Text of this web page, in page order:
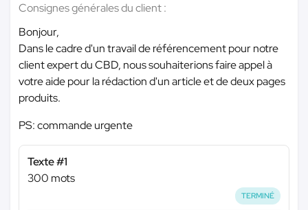
Consignes générales du client :
Bonjour,
Dans le cadre d'un travail de référencement pour notre
client expert du CBD, nous souhaiterions faire appel à
votre aide pour la rédaction d'un article et de deux pages
produits.
PS: commande urgente
Texte #1
300 mots
TERMINÉ